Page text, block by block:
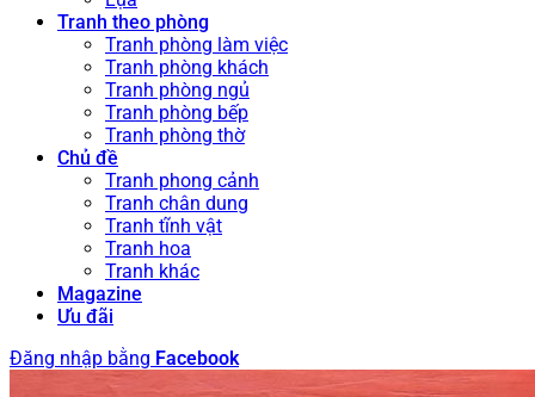
Tranh theo phòng
Tranh phòng làm việc
Tranh phòng khách
Tranh phòng ngủ
Tranh phòng bếp
Tranh phòng thờ
Chủ đề
Tranh phong cảnh
Tranh chân dung
Tranh tĩnh vật
Tranh hoa
Tranh khác
Magazine
Ưu đãi
Đăng nhập bằng Facebook